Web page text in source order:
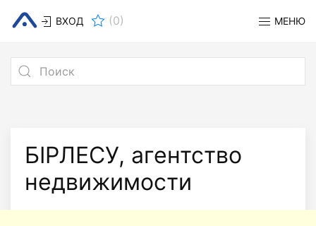
ВХОД (0) МЕНЮ
БIРЛЕСУ, агентство
недвижимости